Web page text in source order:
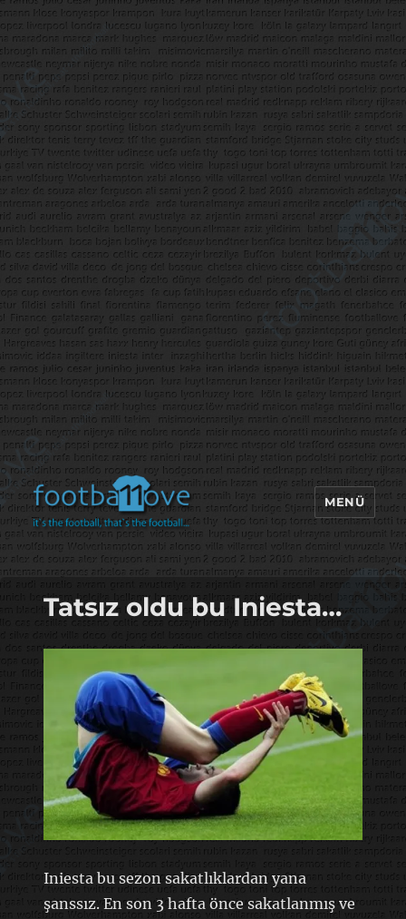
footbaLLove
MENÜ
Tatsız oldu bu Iniesta…
Iniesta bu sezon sakatlıklardan yana
şanssız. En son 3 hafta önce sakatlanmış ve